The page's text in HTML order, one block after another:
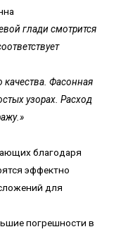
глади смотрится
качества. Фасонная
узорах. Расход
благодаря
эффектно
для
погрешности в